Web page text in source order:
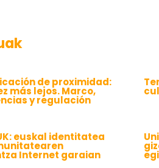
de proximidad:
más lejos. Marco,
y regulación
euskal identitatea
Internet garaian